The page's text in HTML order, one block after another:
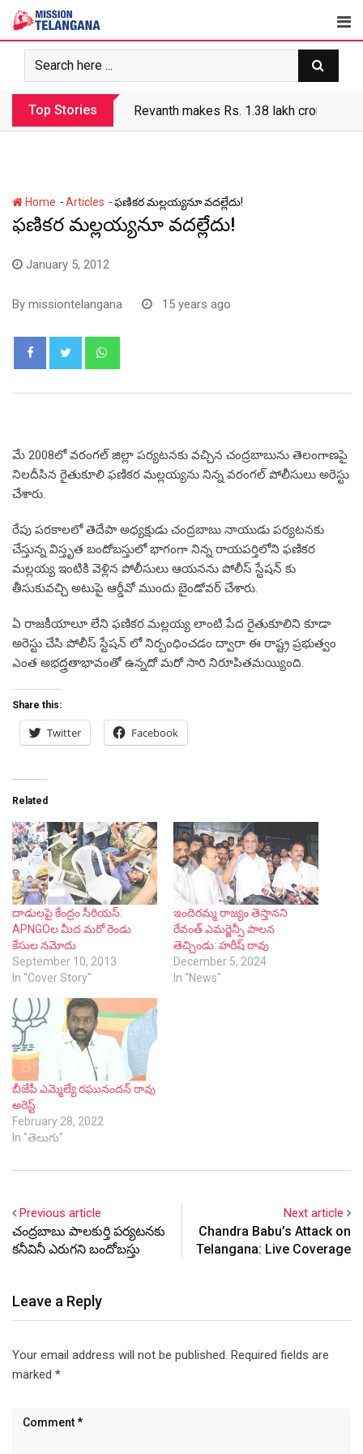
Skip
content
Top Stories Revanth makes Rs. 1.38 lakh crore debt
Home -Articles -ఫణికర మల్లయ్యనూ వదల్లేదు!
ఫణికర మల్లయ్యనూ వదల్లేదు!
January 5, 2012
By missiontelangana 15 years ago
మే 2008లో వరంగల్ జిల్లా పర్యటనకు వచ్చిన చంద్రబాబును తెలంగాణపై
నిలదీసిన రైతుకూలి ఫణికర మల్లయ్యను నిన్న వరంగల్ పోలీసులు అరెస్టు
చేశారు.
రేపు పరకాలలో తెదేపా అధ్యక్షుడు చంద్రబాబు నాయుడు పర్యటనకు
చేస్తున్న విస్తృత బందోబస్తులో భాగంగా నిన్న రాయపర్తిలోని ఫణికర
మల్లయ్య ఇంటికి వెళ్లిన పోలీసులు ఆయనను పోలీస్ స్టేషన్ కు
తీసుకువచ్చి అటుపై ఆర్డీవో ముందు బైండోవర్ చేశారు.
ఏ రాజకీయాలూ లేని ఫణికర మల్లయ్య లాంటి పేద రైతుకూలిని కూడా
అరెస్టు చేసి పోలీస్ స్టేషన్ లో నిర్బంధించడం ద్వారా ఈ రాష్ట్ర ప్రభుత్వం
ఎంత అభద్త్రతాభావంతో ఉన్నదో మరో సారి నిరూపితమయ్యింది.
Share this:
Twitter Facebook
Related
దాడులపై కేంద్రం సీరియస్:
APNGOల మీద మరో రెండు
కేసుల నమోదు
September 10, 2013
In "Cover Story"
ఇందిరమ్మ రాజ్యం తెస్తానని
రేవంత్ ఎమర్జెన్సీ పాలన
తెచ్చిండు: హరీష్ రావు
December 5, 2024
In "News"
బీజేపీ ఎమ్మెల్యే రఘునందన్ రావు
అరెస్ట్
February 28, 2022
In "తెలుగు"
Previous article
చంద్రబాబు పాలకుర్తి పర్యటనకు
కనీవినీ ఎరుగని బందోబస్తు
Next article
Chandra Babu’s Attack on
Telangana: Live Coverage
Leave a Reply
Your email address will not be published. Required fields are
marked *